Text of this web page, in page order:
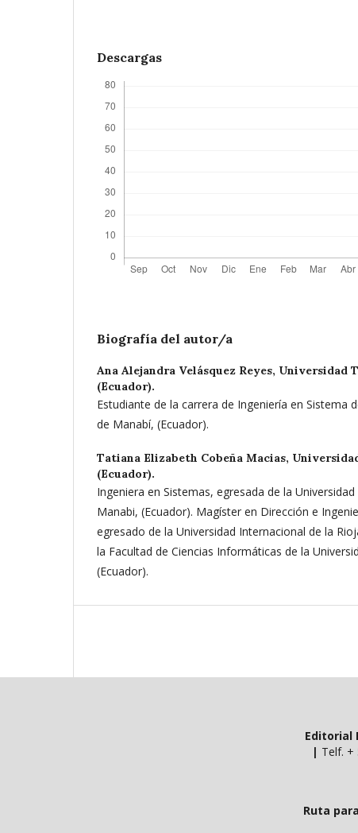
Descargas
Biografía del autor/a
Ana Alejandra Velásquez Reyes, Universidad
(Ecuador).
Estudiante de la carrera de Ingeniería en Sistema
de Manabí, (Ecuador).
Tatiana Elizabeth Cobeña Macias,
(Ecuador).
Ingeniera en Sistemas, egresada de la
Manabi, (Ecuador). Magíster en Dirección e
egresado de la Universidad Internacional de la
la Facultad de Ciencias Informáticas de la
(Ecuador).
Editorial
| Telf. ​​+
Ruta